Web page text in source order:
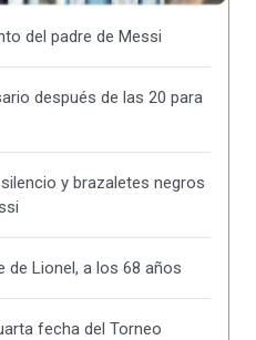
del padre de Messi
después de las 20 para
y brazaletes negros
de Lionel, a los 68 años
fecha del Torneo